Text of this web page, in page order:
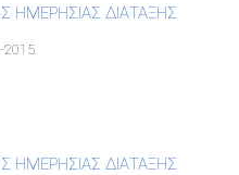
ΗΜΕΡΗΣΙΑΣ ΔΙΑΤΑΞΗΣ
ΗΜΕΡΗΣΙΑΣ ΔΙΑΤΑΞΗΣ